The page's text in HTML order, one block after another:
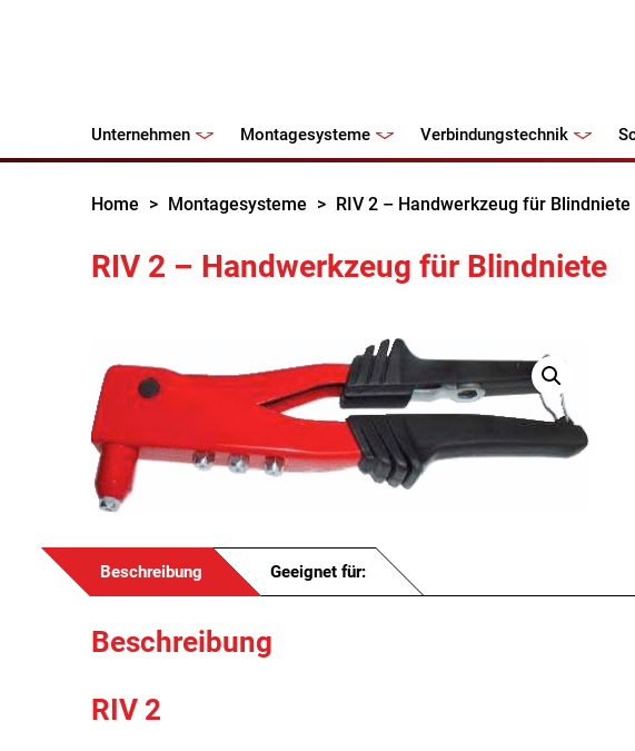
Unternehmen Montagesysteme Verbindungstechnik
Home > Montagesysteme > RIV 2 – Handwerkzeug für Blindniete
RIV 2 – Handwerkzeug für Blindniete
Beschreibung Geeignet für:
Beschreibung
RIV 2